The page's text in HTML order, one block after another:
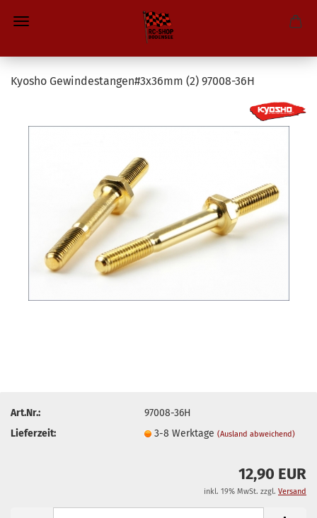
Kyosho Gewindestangen#3x36mm (2) 97008-36H
Art.Nr.:
97008-36H
Lieferzeit:
3-8 Werktage(Ausland abweichend)
12,90 EUR
inkl. 19% MwSt. zzgl. Versand